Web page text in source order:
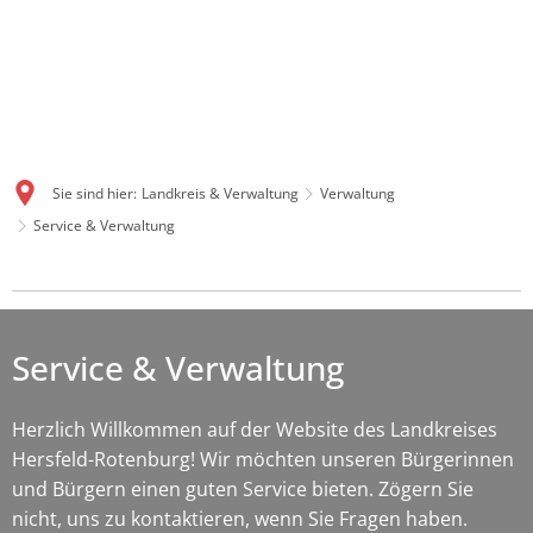
Sie sind hier: Landkreis & Verwaltung
Verwaltung
Service & Verwaltung
Service
Verwaltung
Service & Verwaltung
Herzlich Willkommen auf der Website des Landkreises
Hersfeld-Rotenburg! Wir möchten unseren Bürgerinnen
und Bürgern einen guten Service bieten. Zögern Sie
nicht, uns zu kontaktieren, wenn Sie Fragen haben.